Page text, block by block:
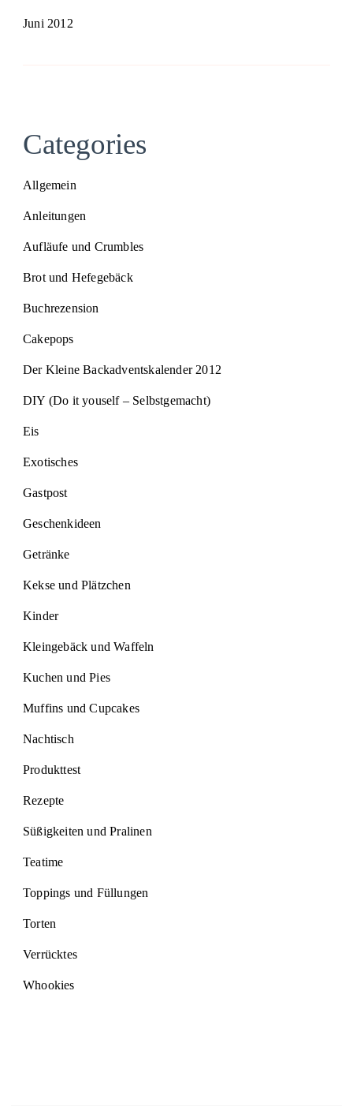
Juni 2012
Categories
Allgemein
Anleitungen
Aufläufe und Crumbles
Brot und Hefegebäck
Buchrezension
Cakepops
Der Kleine Backadventskalender 2012
DIY (Do it youself – Selbstgemacht)
Eis
Exotisches
Gastpost
Geschenkideen
Getränke
Kekse und Plätzchen
Kinder
Kleingebäck und Waffeln
Kuchen und Pies
Muffins und Cupcakes
Nachtisch
Produkttest
Rezepte
Süßigkeiten und Pralinen
Teatime
Toppings und Füllungen
Torten
Verrücktes
Whookies